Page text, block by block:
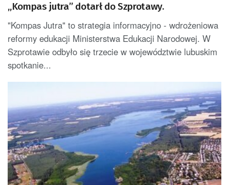
„Kompas jutra” dotarł do Szprotawy.
"Kompas Jutra" to strategia informacyjno - wdrożeniowa
reformy edukacji Ministerstwa Edukacji Narodowej. W
Szprotawie odbyło się trzecie w województwie lubuskim
spotkanie...